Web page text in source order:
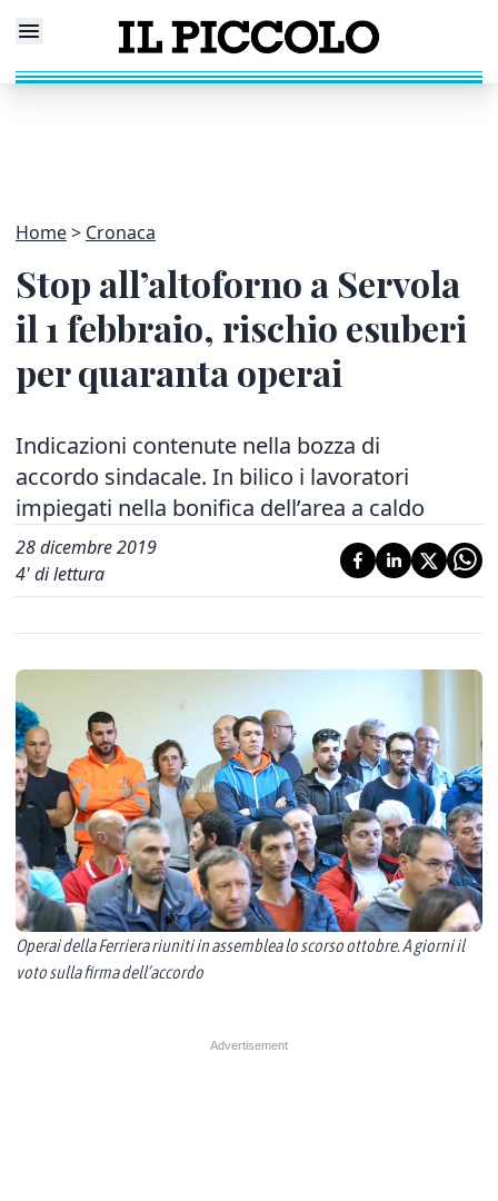
Home Cronaca
Stop all’altoforno a Servola
il 1 febbraio, rischio esuberi
per quaranta operai
Indicazioni contenute nella bozza di
accordo sindacale. In bilico i lavoratori
impiegati nella bonifica dell’area a caldo
28 dicembre 2019
4' di lettura
Operai della Ferriera riuniti in assemblea lo scorso ottobre. A giorni il
voto sulla firma dell’accordo